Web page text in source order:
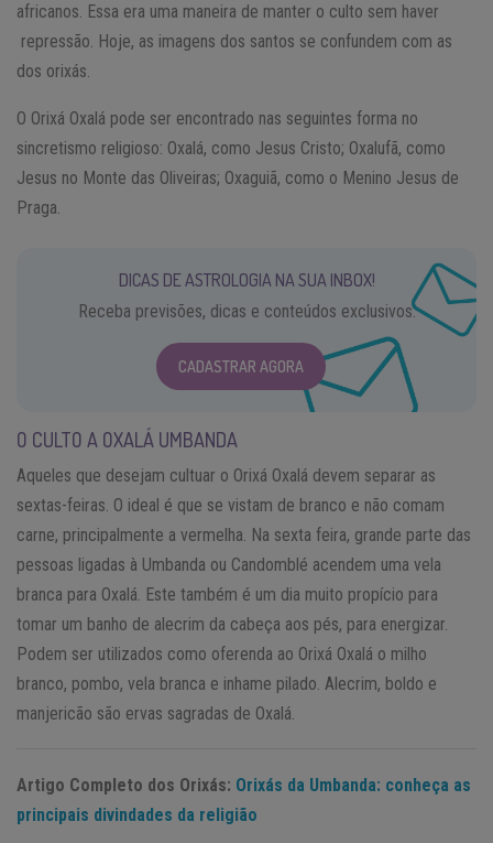
africanos. Essa era uma maneira de manter o culto sem haver
repressão. Hoje, as imagens dos santos se confundem com as
dos orixás.
O Orixá Oxalá pode ser encontrado nas seguintes forma no
sincretismo religioso: Oxalá, como Jesus Cristo; Oxalufã, como
Jesus no Monte das Oliveiras; Oxaguiã, como o Menino Jesus de
Praga.
DICAS DE ASTROLOGIA NA SUA INBOX!
Receba previsões, dicas e conteúdos exclusivos.
CADASTRAR AGORA
O CULTO A OXALÁ UMBANDA
Aqueles que desejam cultuar o Orixá Oxalá devem separar as
sextas-feiras. O ideal é que se vistam de branco e não comam
carne, principalmente a vermelha. Na sexta feira, grande parte das
pessoas ligadas à Umbanda ou Candomblé acendem uma vela
branca para Oxalá. Este também é um dia muito propício para
tomar um banho de alecrim da cabeça aos pés, para energizar.
Podem ser utilizados como oferenda ao Orixá Oxalá o milho
branco, pombo, vela branca e inhame pilado. Alecrim, boldo e
manjericão são ervas sagradas de Oxalá.
Artigo Completo dos Orixás: Orixás da Umbanda: conheça as
principais divindades da religião